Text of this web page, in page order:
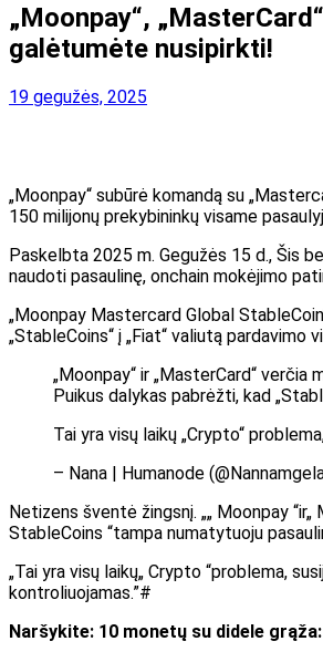
„Moonpay“,
galėtumėte nusipirkti!
19 gegužės, 2025
„Moonpay“ subūrė komandą su
150 milijonų prekybininkų visame
Paskelbta 2025 m. Gegužės 15 d., Šis
naudoti pasaulinę, onchain mokėjimo
„Moonpay Mastercard Global
„StableCoins“ į „Fiat“ valiutą
„Moonpay“ ir „MasterCard“ verčia
Puikus dalykas pabrėžti, kad
Tai yra visų laikų „Crypto“
– Nana | Humanode
Netizens šventė žingsnį. „„ Moonpay
StableCoins “tampa numatytuoju
„Tai yra visų laikų„ Crypto “problema,
kontroliuojamas.”#
Naršykite: 10 monetų su didele